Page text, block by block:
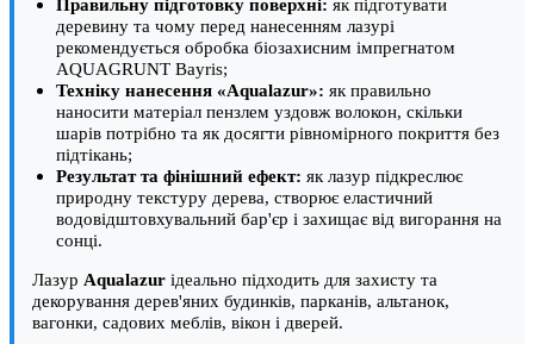
Правильну підготовку поверхні: як підготувати
деревину та чому перед нанесенням лазурі
рекомендується обробка біозахисним імпрегнатом
AQUAGRUNT Bayris;
Техніку нанесення «Aqualazur»: як правильно
наносити матеріал пензлем уздовж волокон, скільки
шарів потрібно та як досягти рівномірного покриття без
підтікань;
Результат та фінішний ефект: як лазур підкреслює
природну текстуру дерева, створює еластичний
водовідштовхувальний бар'єр і захищає від вигорання на
сонці.
Лазур Aqualazur ідеально підходить для захисту та
декорування дерев'яних будинків, парканів, альтанок,
вагонки, садових меблів, вікон і дверей.